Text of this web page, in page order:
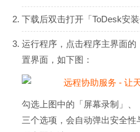
下载后双击打开「ToDesk安
运行程序，点击程序主界面
置界面，如下图：
勾选上图中的「屏幕录制」、
三个选项，会自动弹出安全